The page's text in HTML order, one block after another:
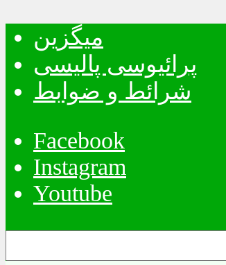
میگزین
پرائیوسی پالیسی
شرائط و ضوابط
Facebook
Instagram
Youtube